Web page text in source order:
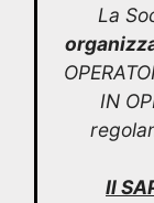
La
IN
Il